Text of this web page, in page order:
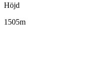
Höjd
1505m